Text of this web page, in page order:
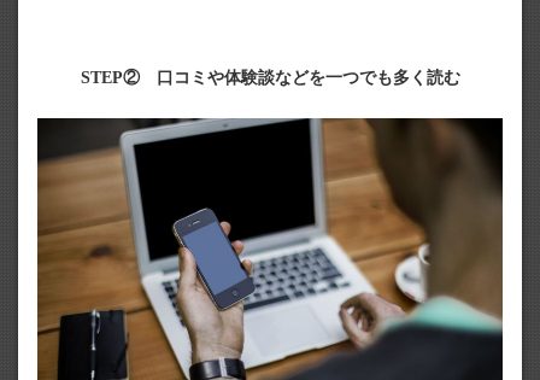
STEP② 口コミや体験談などを一つでも多く読む